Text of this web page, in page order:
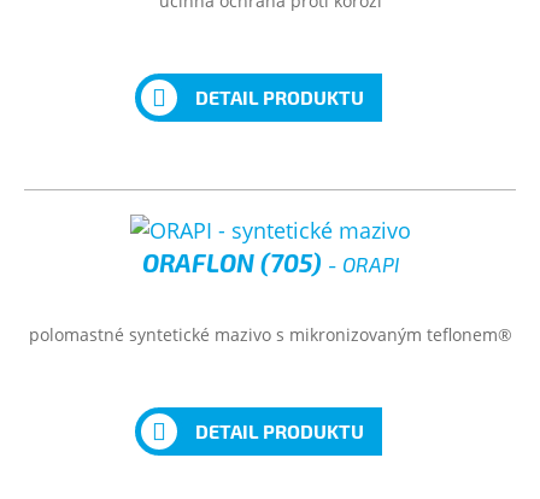
DETAIL PRODUKTU
ORAFLON (705) - ORAPI
polomastné syntetické mazivo s mikronizovaným teflonem®
DETAIL PRODUKTU